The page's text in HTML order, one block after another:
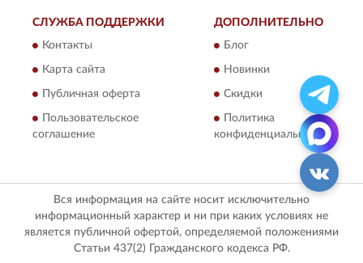
СЛУЖБА ПОДДЕРЖКИ
Контакты
Карта сайта
Публичная оферта
Пользовательское
соглашение
ДОПОЛНИТЕЛЬНО
Блог
Новинки
Скидки
Политика
конфиденциальности
Вся информация на сайте носит исключительно
информационный характер и ни при каких условиях не
является публичной офертой, определяемой положениями
Статьи 437(2) Гражданского кодекса РФ.